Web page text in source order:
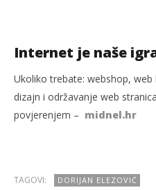
Internet je naše
Ukoliko trebate: webshop, web
dizajn i održavanje web
povjerenjem – midnel.hr
TAGOVI: DORIJAN ELEZOVIĆ